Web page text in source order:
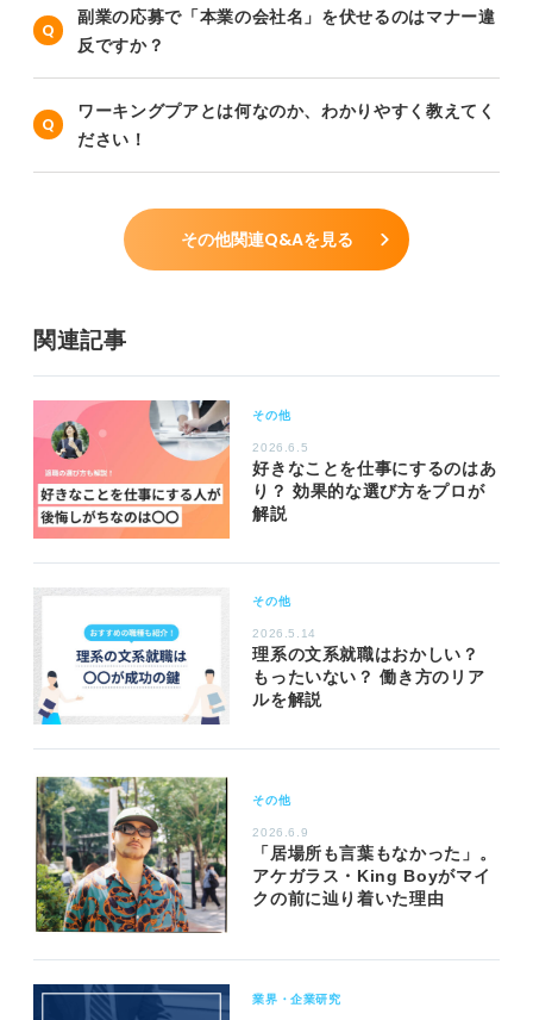
副業の応募で「本業の会社名」を伏せるのはマナー違
反ですか？
ワーキングプアとは何なのか、わかりやすく教えてく
ださい！
その他関連Q&Aを見る
関連記事
その他
2026.6.5
好きなことを仕事にするのはあ
り？ 効果的な選び方をプロが
解説
その他
2026.5.14
理系の文系就職はおかしい？
もったいない？ 働き方のリア
ルを解説
その他
2026.6.9
「居場所も言葉もなかった」。
アケガラス・King Boyがマイ
クの前に辿り着いた理由
業界・企業研究